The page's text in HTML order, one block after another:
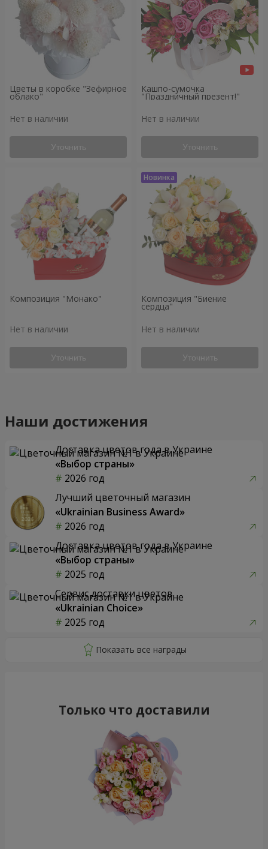
Цветы в коробке "Зефирное
облако"
Нет в наличии
Уточнить
Кашпо-сумочка
"Праздничный презент!"
Нет в наличии
Уточнить
Композиция "Монако"
Нет в наличии
Уточнить
Композиция "Биение
сердца"
Нет в наличии
Уточнить
Наши достижения
Доставка цветов года в Украине
«Выбор страны»
2026 год
Лучший цветочный магазин
«Ukrainian Business Award»
2026 год
Доставка цветов года в Украине
«Выбор страны»
2025 год
Сервис доставки цветов
«Ukrainian Choice»
2025 год
Только что доставили